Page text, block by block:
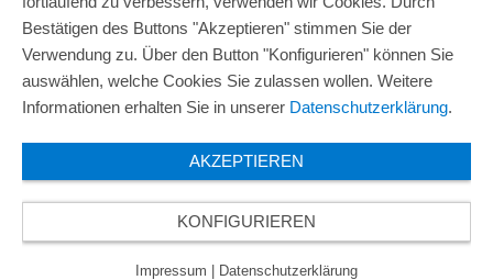
Bestätigen des Buttons "Akzeptieren" stimmen Sie der
Verwendung zu. Über den Button "Konfigurieren" können Sie
auswählen, welche Cookies Sie zulassen wollen. Weitere
Informationen erhalten Sie in unserer Datenschutzerklärung.
AKZEPTIEREN
KONFIGURIEREN
Impressum Datenschutzerklärung